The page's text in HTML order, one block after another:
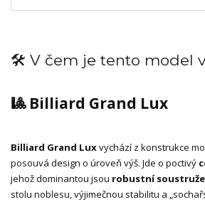
🛠️ V čem je tento model
🎱 Billiard Grand Lux
Billiard Grand Luxvychází z konstrukce
posouvá design o úroveň výš. Jde o poctivý
jehož dominantou jsou robustní
stolu noblesu, výjimečnou stabilitu a